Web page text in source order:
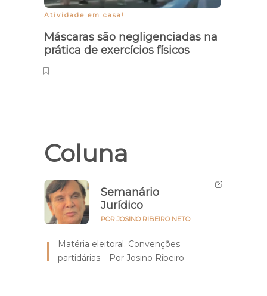
Atividade em casa!
Máscaras são negligenciadas na
prática de exercícios físicos
Coluna
Semanário
Jurídico
POR JOSINO RIBEIRO NETO
Matéria eleitoral. Convenções
partidárias – Por Josino Ribeiro